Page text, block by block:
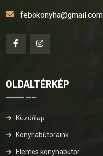
febokonyha@gmail.com
OLDALTÉRKÉP
Kezdőlap
Konyhabútoraink
Elemes konyhabútor